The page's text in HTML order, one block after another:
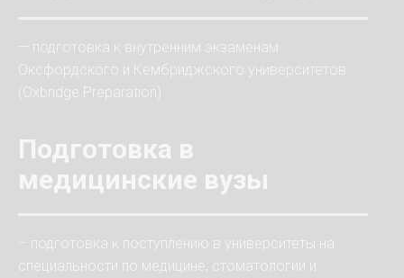
— подготовка к внутренним экзаменам
Оксфордского и Кембриджского университетов
(Oxbridge Preparation)
Подготовка в
медицинские вузы
– подготовка к поступлению в университеты на
специальности по медицине, стоматологии и